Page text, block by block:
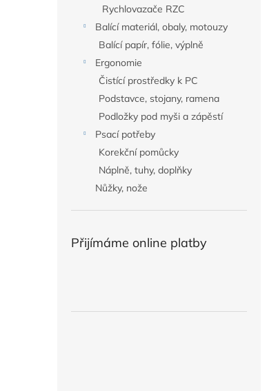
Rychlovazače RZC
Balící materiál, obaly, motouzy
Balící papír, fólie, výplně
Ergonomie
Čistící prostředky k PC
Podstavce, stojany, ramena
Podložky pod myši a zápěstí
Psací potřeby
Korekční pomůcky
Náplně, tuhy, doplňky
Nůžky, nože
Přijímáme online platby